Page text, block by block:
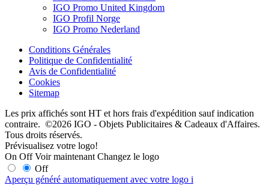
IGO Promo United Kingdom
IGO Profil Norge
IGO Promo Nederland
Conditions Générales
Politique de Confidentialité
Avis de Confidentialité
Cookies
Sitemap
Les prix affichés sont HT et hors frais d'expédition sauf indication
contraire. ©2026 IGO - Objets Publicitaires & Cadeaux d'Affaires.
Tous droits réservés.
Prévisualisez votre logo!
On Off Voir maintenant Changez le logo
Off
Aperçu généré automatiquement avec votre logo i